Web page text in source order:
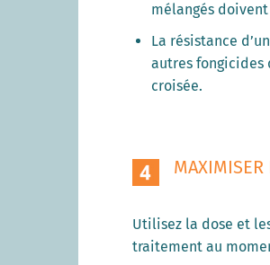
mélangés
La résistance
autres fongicides
croisée.
MAXIMISER
Utilisez la dose et
traitement au